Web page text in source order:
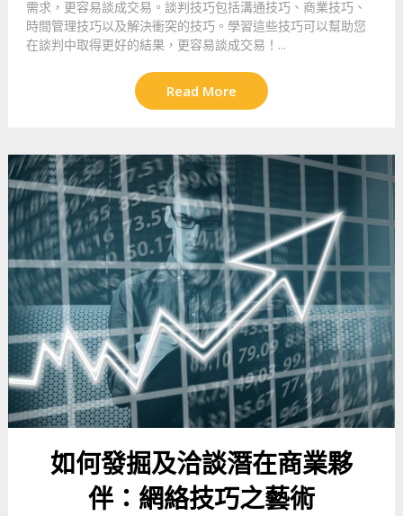
需求，更容易談成交易。談判技巧包括溝通技巧、商業技巧、
時間管理技巧以及解決衝突的技巧。學習這些技巧可以幫助您
在談判中取得更好的結果，更容易談成交易！...
Read More
如何發掘及洽談潛在商業夥
伴：網絡技巧之藝術